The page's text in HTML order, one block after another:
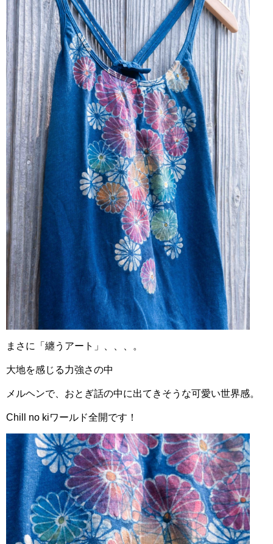
まさに「纏うアート」、、、。
大地を感じる力強さの中
メルヘンで、おとぎ話の中に出てきそうな可愛い世界感。
Chill no kiワールド全開です！